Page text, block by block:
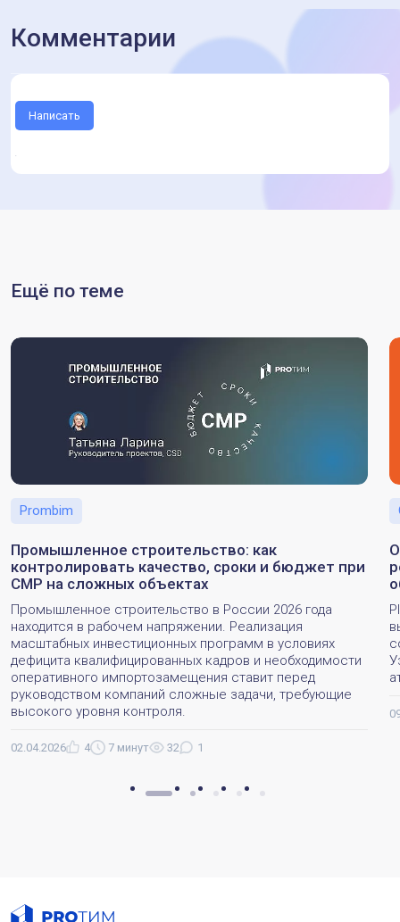
Комментарии
Написать
Ещё по теме
Prombim
Промышленное строительство: как
контролировать качество, сроки и бюджет при
СМР на сложных объектах
Промышленное строительство в России 2026 года
находится в рабочем напряжении. Реализация
масштабных инвестиционных программ в условиях
дефицита квалифицированных кадров и необходимости
оперативного импортозамещения ставит перед
руководством компаний сложные задачи, требующие
высокого уровня контроля.
02.04.2026 4 7 минут 32 1